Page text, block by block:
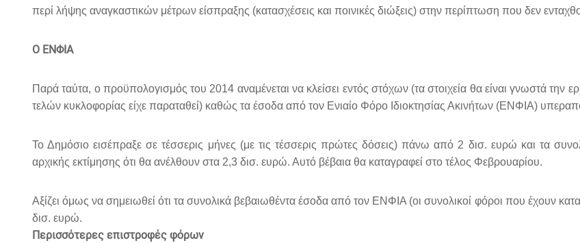
περί λήψης αναγκαστικών μέτρων είσπραξης (κατασχέσεις και ποινικές διώξεις) στην περίπτωση που δεν
Ο ΕΝΦΙΑ
Παρά ταύτα, ο προϋπολογισμός του 2014 αναμένεται να κλείσει εντός στόχων (τα στοιχεία θα είναι γνωστά την
τελών κυκλοφορίας είχε παραταθεί) καθώς τα έσοδα από τον Ενιαίο Φόρο Ιδιοκτησίας Ακινήτων (ΕΝΦΙΑ)
Το Δημόσιο εισέπραξε σε τέσσερις μήνες (με τις τέσσερις πρώτες δόσεις) πάνω από 2 δισ. ευρώ και τα
αρχικής εκτίμησης ότι θα ανέλθουν στα 2,3 δισ. ευρώ. Αυτό βέβαια θα καταγραφεί στο τέλος Φεβρουαρίου.
Αξίζει όμως να σημειωθεί ότι τα συνολικά βεβαιωθέντα έσοδα από τον ΕΝΦΙΑ (οι συνολικοί φόροι που έχουν
δισ. ευρώ.
Περισσότερες επιστροφές φόρων